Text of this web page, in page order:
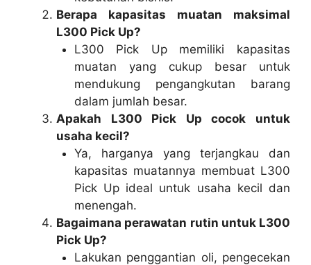
Berapa kapasitas muatan maksimal
L300 Pick Up?
L300 Pick Up memiliki kapasitas
muatan yang cukup besar untuk
mendukung pengangkutan barang
dalam jumlah besar.
Apakah L300 Pick Up cocok untuk
usaha kecil?
Ya, harganya yang terjangkau dan
kapasitas muatannya membuat L300
Pick Up ideal untuk usaha kecil dan
menengah.
Bagaimana perawatan rutin untuk L300
Pick Up?
Lakukan penggantian oli, pengecekan